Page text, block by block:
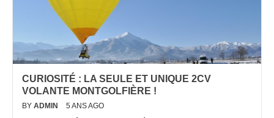
CURIOSITÉ : LA SEULE ET UNIQUE 2CV
VOLANTE MONTGOLFIÈRE !
BY ADMIN 5 ANS AGO